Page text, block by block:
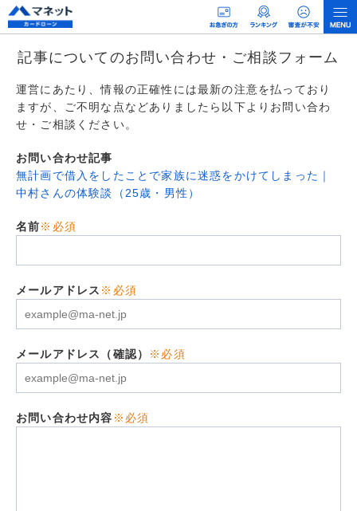
記事についてのお問い合わせ・ご相談フォーム
運営にあたり、情報の正確性には最新の注意を払っており
ますが、ご不明な点などありましたら以下よりお問い合わ
せ・ご相談ください。
お問い合わせ記事
無計画で借入をしたことで家族に迷惑をかけてしまった｜
中村さんの体験談（25歳・男性）
名前※必須
メールアドレス ※必須
メールアドレス（確認） ※必須
お問い合わせ内容 ※必須